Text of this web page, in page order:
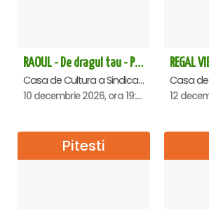
RAOUL - De dragul tau - Pitesti
Casa de Cultura a Sindicatelor , Pitesti
10 decembrie 2026, ora 19:00
Pitesti